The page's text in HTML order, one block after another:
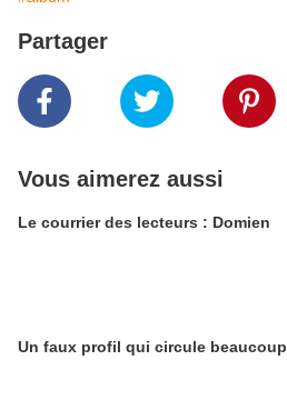
Partager
Vous aimerez aussi
Le courrier des lecteurs : Domien
Un faux profil qui circule beaucoup